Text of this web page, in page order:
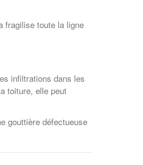
fragilise toute la ligne
infiltrations dans les
toiture, elle peut
gouttière défectueuse